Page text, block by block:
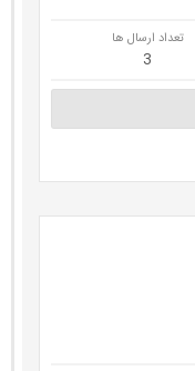
تعداد ارسال ها
3